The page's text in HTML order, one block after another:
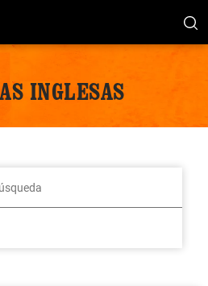
INGLESAS